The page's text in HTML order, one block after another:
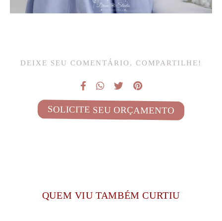
DEIXE SEU COMENTÁRIO, COMPARTILHE!
SOLICITE SEU ORÇAMENTO
QUEM VIU TAMBÉM CURTIU